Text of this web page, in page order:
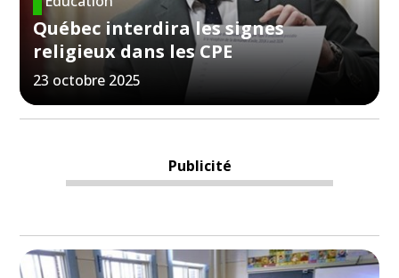
Québec interdira les signes
religieux dans les CPE
23 octobre 2025
Publicité